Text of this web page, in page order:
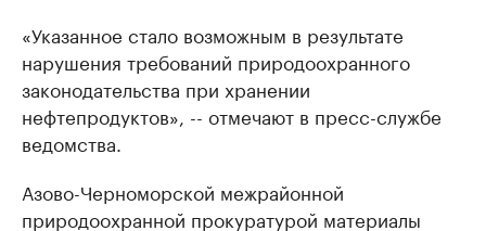
«Указанное стало возможным в результате
нарушения требований природоохранного
законодательства при хранении
нефтепродуктов», -- отмечают в пресс-службе
ведомства.
Азово-Черноморской межрайонной
природоохранной прокуратурой материалы